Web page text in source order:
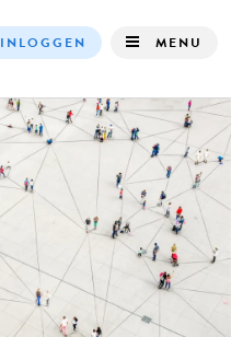
navigation
INLOGGEN MENU